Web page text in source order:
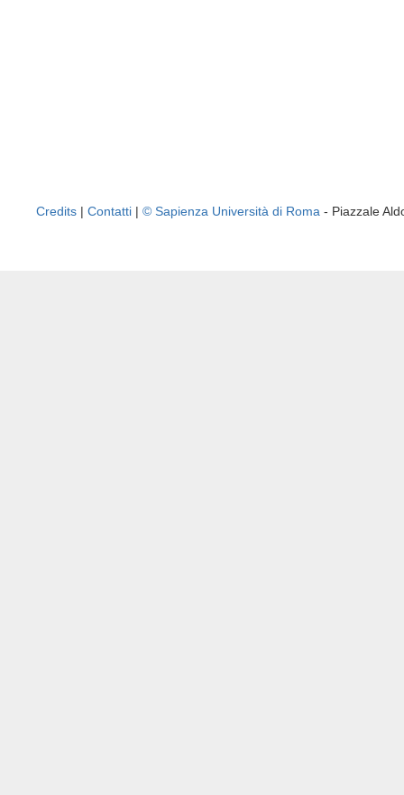
Credits | Contatti | © Sapienza Università di Roma - Piazzale